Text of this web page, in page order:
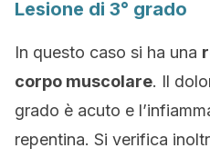
Lesione di 3° grado
In questo caso si ha una
corpo muscolare. Il
grado è acuto e
repentina. Si verifica